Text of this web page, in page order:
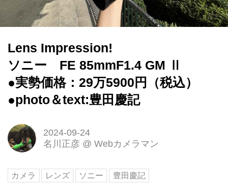
Lens Impression!
ソニー FE 85mmF1.4 GM Ⅱ
●実勢価格：29万5900円（税込）
●photo＆text:豊田慶記
2024-09-24
名川正彦 @ Webカメラマン
カメラ レンズ ソニー 豊田慶記